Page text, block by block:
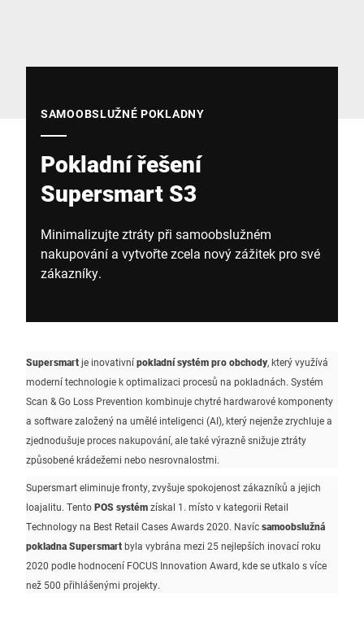
SAMOOBSLUŽNÉ POKLADNY
Pokladní řešení
Supersmart S3
Minimalizujte ztráty při samoobslužném
nakupování a vytvořte zcela nový zážitek pro své
zákazníky.
Supersmartje inovativnípokladní systém pro obchody, který využívá
moderní technologie k optimalizaci procesů na pokladnách. Systém
Scan & Go Loss Prevention kombinuje chytré hardwarové komponenty
a software založený na umělé inteligenci (AI), který nejenže zrychluje a
zjednodušuje proces nakupování, ale také výrazně snižuje ztráty
způsobené krádežemi nebo nesrovnalostmi.
Supersmart eliminuje fronty, zvyšuje spokojenost zákazníků a jejich
loajalitu. TentoPOS systémzískal 1. místo v kategorii Retail
Technology na Best Retail Cases Awards 2020. Navícsamoobslužná
pokladna Supersmartbyla vybrána mezi 25 nejlepších inovací roku
2020 podle hodnocení FOCUS Innovation Award, kde se utkalo s více
než 500 přihlášenými projekty.